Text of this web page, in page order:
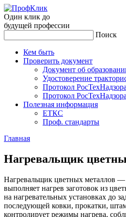
Один клик до
будущей профессии
Поиск
Кем быть
Проверить документ
Документ об
Удостоверение
Протокол РосТехНадзора
Протокол
Полезная информация
ЕТКС
Проф. стандарты
Главная
Наг­ре­валь­щик
Нагревальщик цветных металлов —
выполняет нагрев заготовок из
на нагревательных установках до
последующей ковки, прокатки,
контролирует режимы нагрева,